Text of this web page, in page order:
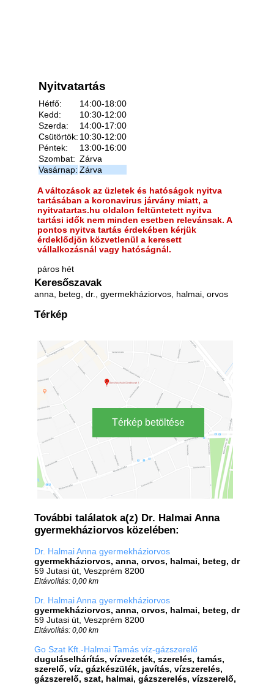
Nyitvatartás
Hétfő:
14:00-18:00
Kedd:
10:30-12:00
Szerda:
14:00-17:00
Csütörtök: 10:30-12:00
Péntek:
13:00-16:00
Szombat: Zárva
Vasárnap: Zárva
A változások az üzletek és hatóságok nyitva
tartásában a koronavirus járvány miatt, a
nyitvatartas.hu oldalon feltüntetett nyitva
tartási idők nem minden esetben relevánsak. A
pontos nyitva tartás érdekében kérjük
érdeklődjön közvetlenül a keresett
vállalkozásnál vagy hatóságnál.
páros hét
Keresőszavak
anna, beteg, dr., gyermekháziorvos, halmai, orvos
Térkép
Térkép betöltése
További találatok a(z) Dr. Halmai Anna
gyermekháziorvos közelében:
Dr. Halmai Anna gyermekháziorvos
gyermekháziorvos, anna, orvos, halmai, beteg, dr
59 Jutasi út, Veszprém 8200
Eltávolítás: 0,00 km
Dr. Halmai Anna gyermekháziorvos
gyermekháziorvos, anna, orvos, halmai, beteg, dr
59 Jutasi út, Veszprém 8200
Eltávolítás: 0,00 km
Go Szat Kft.-Halmai Tamás víz-gázszerelő
duguláselhárítás, vízvezeték, szerelés, tamás,
szerelő, víz, gázkészülék, javítás, vízszerelés,
gázszerelő, szat, halmai, gázszerelés, vízszerelő,